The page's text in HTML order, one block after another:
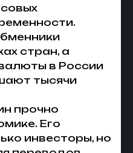
стран, а
в России
тысячи
прочно
Его
инвесторы, но